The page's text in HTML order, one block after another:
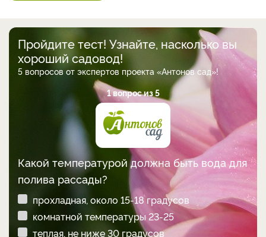
Пройдите тест! Узнайте, насколько вы
хороший садовод!
5 вопросов от экспертов проекта «Антонов сад»!
1 вопрос из 5
Какой температурой должна быть вода для
полива рассады?
прохладная, около 15-18 градусов
комнатной температуры 23-25
теплая, не ниже 30 градусов